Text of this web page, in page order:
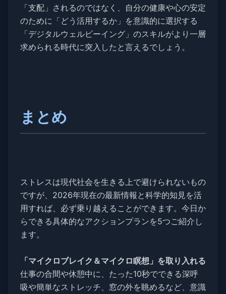
「支配」されるのではなく、自分の健康や心の安定
のために「どう活用するか」を意識的に選択する
「デジタルウェルビーイング」のスキルがより一層
求められる時代に突入したと言えるでしょう。
まとめ
ストレスは現代社会を生きる上で避けられないもの
ですが、2026年現在の最新情報と科学的知見を活
用すれば、必ず乗り越えることができます。今日か
らできる具体的なアクションプランを5つご紹介し
ます。
「マイクロブレイク＆マイクロ瞑想」を取り入れる
仕事の合間や休憩中に、たった10秒でできる深呼
吸や簡単なストレッチ、窓の外を眺めるなど、意識